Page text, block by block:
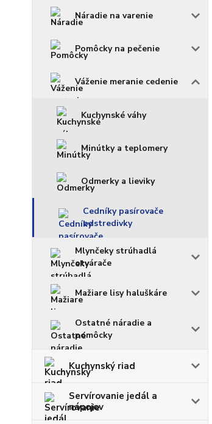
Náradie na varenie
Pomôcky na pečenie
Váženie meranie cedenie
Kuchynské váhy
Minútky a teplomery
Odmerky a lieviky
Cedníky pasírovače
odstredivky
Mlynčeky strúhadlá
otvárače
Mažiare lisy haluškáre
Ostatné náradie a
pomôcky
Kuchynský riad
Servírovanie jedál a
nápojov